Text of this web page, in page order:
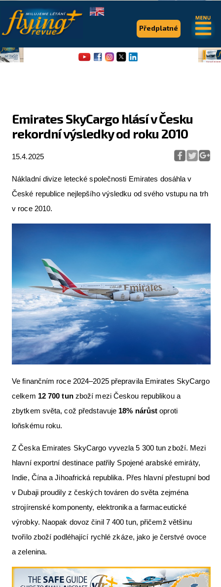
Emirates SkyCargo hlásí v Česku
rekordní výsledky od roku 2010
15.4.2025
Nákladní divize letecké společnosti Emirates dosáhla v
České republice nejlepšího výsledku od svého vstupu na trh
v roce 2010.
Ve finančním roce 2024–2025 přepravila Emirates SkyCargo
celkem 12 700 tunzboží mezi Českou republikou a
zbytkem světa, což představuje 18% nárůst oproti
loňskému roku.
Z Česka Emirates SkyCargo vyvezla 5 300 tun zboží. Mezi
hlavní exportní destinace patřily Spojené arabské emiráty,
Indie, Čína a Jihoafrická republika. Přes hlavní přestupní bod
v Dubaji proudily z českých továren do světa zejména
strojírenské komponenty, elektronika a farmaceutické
výrobky. Naopak dovoz činil 7 400 tun, přičemž většinu
tvořilo zboží podléhající rychlé zkáze, jako je čerstvé ovoce
a zelenina.
Předplatné
.
Flying Revue
Pro piloty
VFR Communication app
The SAFE Guide app
Nabídky práce v letectví
Inzerujte s námi